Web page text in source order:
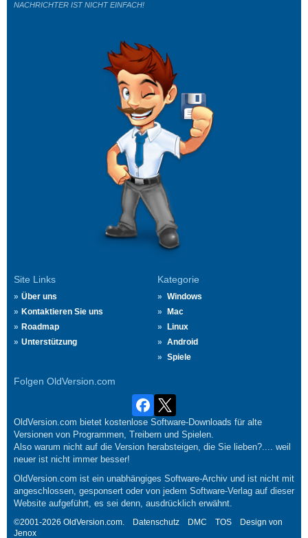
Site Links
Über uns
Kontaktieren Sie uns
Roadmap
Unterstützung
Kategorie
Windows
Mac
Linux
Android
Spiele
Folgen OldVersion.com
NACHRICHTER IST NICHT EINFACH!
OldVersion.com bietet kostenlose Software-Downloads für alte
Versionen von Programmen, Treibern und Spielen.
Also warum nicht auf die Version herabsteigen, die Sie lieben?.... weil
neuer ist nicht immer besser!
OldVersion.com ist ein unabhängiges Software-Archiv und ist nicht mit
angeschlossen, gesponsert oder von jedem Software-Verlag auf dieser
Website aufgeführt, es sei denn, ausdrücklich erwähnt.
©2001-2026 OldVersion.com. Datenschutz DMC TOS
Design von
Jenox